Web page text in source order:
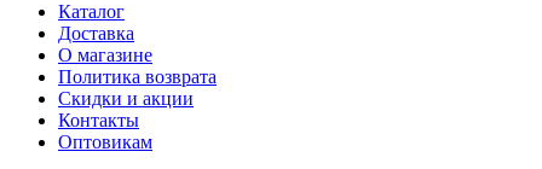
Каталог
Доставка
О магазине
Политика возврата
Скидки и акции
Контакты
Оптовикам